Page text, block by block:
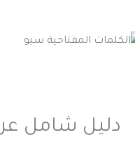
دليل شامل